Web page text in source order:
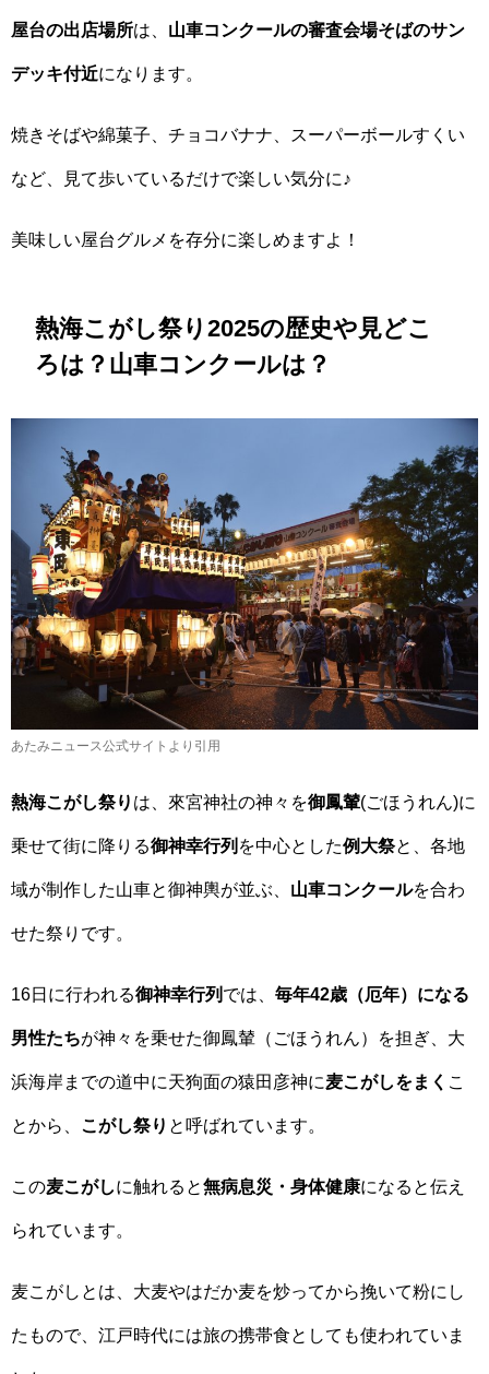
屋台の出店場所は、 山車コンクールの審査会場そばのサン
デッキ付近になります。
焼きそばや綿菓子、チョコバナナ、スーパーボールすくい
など、見て歩いているだけで楽しい気分に♪
美味しい屋台グルメを存分に楽しめますよ！
熱海こがし祭り2025の歴史や見どこ
ろは？山車コンクールは？
あたみニュース公式サイトより引用
熱海こがし祭り は、來宮神社の神々を御鳳輦(ごほうれん)に
乗せて街に降りる御神幸行列 を中心とした例大祭と、各地
域が制作した山車と御神輿が並ぶ、 山車コンクールを合わ
せた祭りです。
16日に行われる御神幸行列 では、 毎年42歳（厄年）になる
男性たちが神々を乗せた御鳳輦（ごほうれん）を担ぎ、大
浜海岸までの道中に天狗面の猿田彦神に麦こがしをまく こ
とから、 こがし祭り と呼ばれています。
この麦こがしに触れると無病息災・身体健康になると伝え
られています。
麦こがしとは、大麦やはだか麦を炒ってから挽いて粉にし
たもので、江戸時代には旅の携帯食としても使われていま